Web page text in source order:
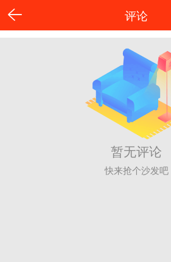
评论
暂无评论
快来抢个沙发吧